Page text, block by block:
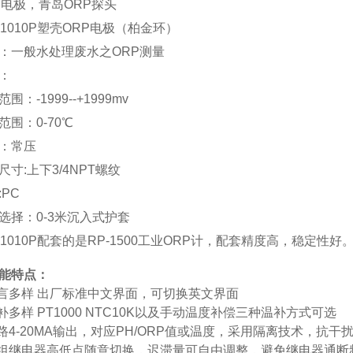
极，青岛ORP探头
塑壳ORP电极（柏金环）
一般水处理废水之ORP测量
围：-1999--+1999mv
围：0-70℃
常压
寸:上下3/4NPT螺纹
择：0-3米沉入式护套
配套的是RP-1500工业ORP计，配套精度高，稳定性好。
特点：
多样 出厂标准中文界面，可切换英文界面
多样 PT1000 NTC10K 以及手动温度补偿三种温补方式可选
4-20MA输出，对应PH/ORP值或温度，采用隔离技术，抗干
继电器高低点随意切换，迟滞量可自由调整，避免继电器通断